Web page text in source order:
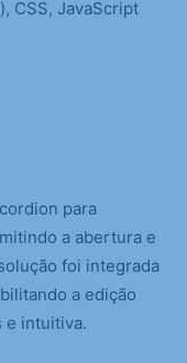
CSS, JavaScript
para
a abertura e
foi integrada
a edição
e intuitiva.